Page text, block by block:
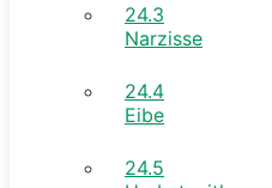
24.3
Narzisse
24.4
Eibe
24.5